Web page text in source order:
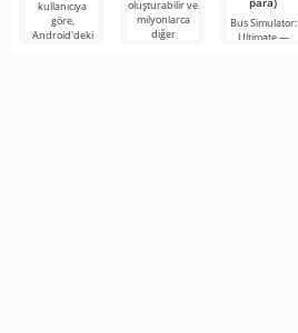
kullanıcıya
göre,
Android'deki
oluşturabilir ve
milyonlarca
diğer
Bus Simulator:
Ultimate —